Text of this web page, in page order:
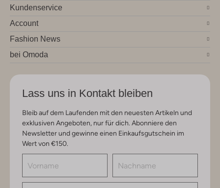
Kundenservice
Account
Fashion News
bei Omoda
Lass uns in Kontakt bleiben
Bleib auf dem Laufenden mit den neuesten Artikeln und
exklusiven Angeboten, nur für dich. Abonniere den
Newsletter und gewinne einen Einkaufsgutschein im
Wert von €150.